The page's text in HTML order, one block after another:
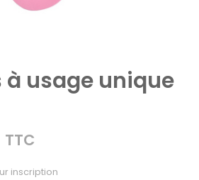
à usage unique
TTC
inscription